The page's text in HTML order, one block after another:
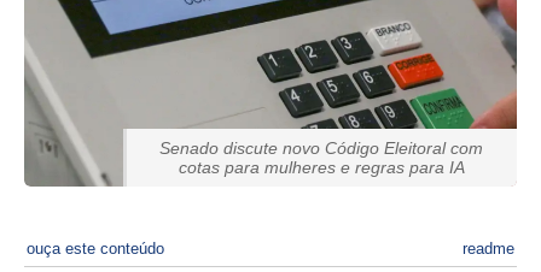
Senado discute novo Código Eleitoral com
cotas para mulheres e regras para IA
ouça este conteúdo readme